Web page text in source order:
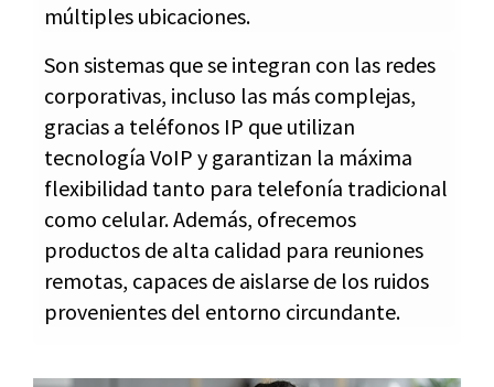
múltiples ubicaciones.
Son sistemas que se integran con las redes
corporativas, incluso las más complejas,
gracias a teléfonos IP que utilizan
tecnología VoIP y garantizan la máxima
flexibilidad tanto para telefonía tradicional
como celular. Además, ofrecemos
productos de alta calidad para reuniones
remotas, capaces de aislarse de los ruidos
provenientes del entorno circundante.